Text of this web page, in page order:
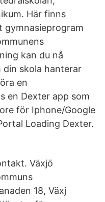
Här finns
gymnasieprogram
kan du nå
skola hanterar
en
en Dexter app som
för Iphone/Google
Loading Dexter.
Växjö
18, Växj